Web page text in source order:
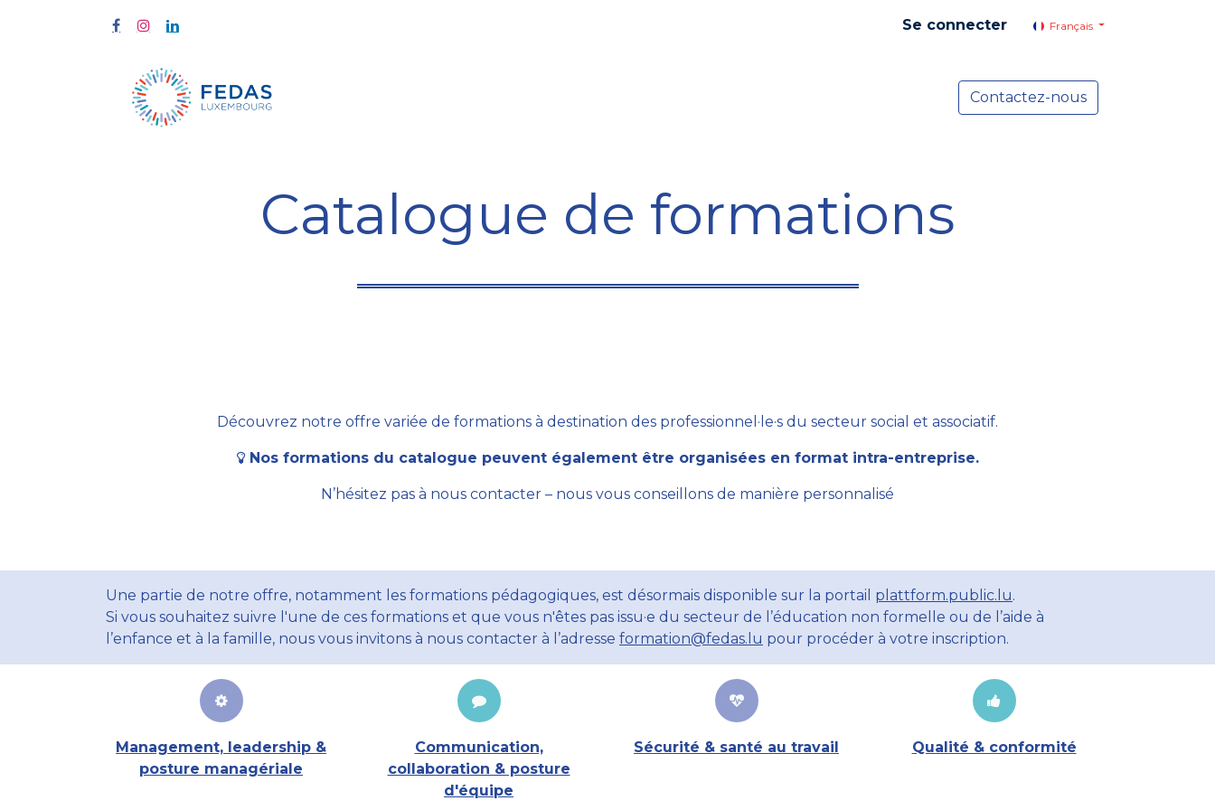
Se connecter Français
Actualités
Contactez-nous
Catalogue de formations
Découvrez notre offre variée de formations à destination des professionnel·le·s du secteur social et associatif.
Nos formations du catalogue peuvent également être organisées en format intra-entreprise.
N’hésitez pas à nous contacter – nous vous conseillons de manière personnalisé
Une partie de notre offre, notamment les formations pédagogiques, est désormais disponible sur la portail plattform.public.lu.
Si vous souhaitez suivre l'une de ces formations et que vous n'êtes pas issu·e du secteur de l’éducation non formelle ou de l’aide à
l’enfance et à la famille, nous vous invitons à nous contacter à l’adresse formation@fedas.lu pour procéder à votre inscription.
Management, leadership &
posture managériale
Communication,
collaboration & posture
d'équipe
Sécurité & santé au travail Qualité & conformité